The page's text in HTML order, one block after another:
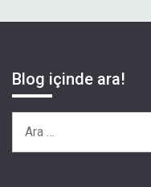
Blog içinde ara!